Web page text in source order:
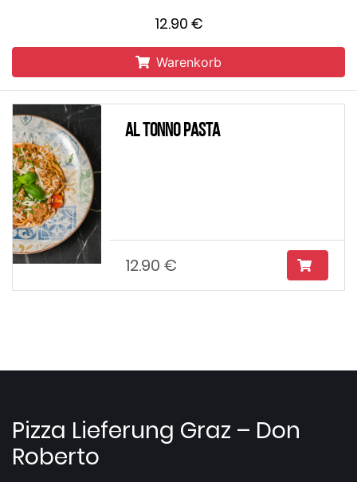
12.90 €
Warenkorb
Al Tonno Pasta
12.90 €
Pizza Lieferung Graz – Don
Roberto